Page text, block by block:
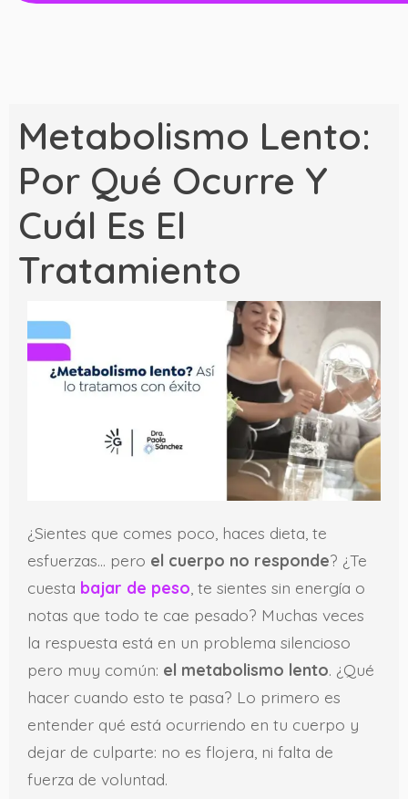
Metabolismo Lento:
Por Qué Ocurre Y
Cuál Es El
Tratamiento
¿Sientes que comes poco, haces dieta, te
esfuerzas… pero el cuerpo no responde? ¿Te
cuesta bajar de peso , te sientes sin energía o
notas que todo te cae pesado? Muchas veces
la respuesta está en un problema silencioso
pero muy común: el metabolismo lento. ¿Qué
hacer cuando esto te pasa? Lo primero es
entender qué está ocurriendo en tu cuerpo y
dejar de culparte: no es flojera, ni falta de
fuerza de voluntad.